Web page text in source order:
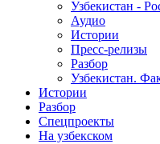
Узбекистан -
Аудио
Истории
Пресс-релизы
Разбор
Узбекистан.
Истории
Разбор
Спецпроекты
На узбекском